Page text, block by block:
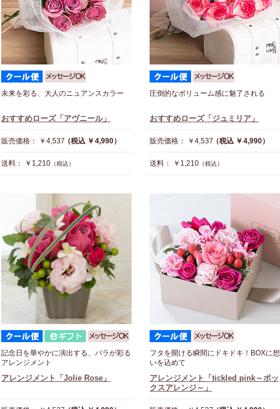
未来を彩る、大人のニュアンスカラー
おすすめローズ「アヴニール」
販売価格： ￥4,537（税込 ￥4,990）
送料： ￥1,210 （税込）
圧倒的なボリューム感に魅了される
おすすめローズ「ジュミリア」
販売価格： ￥4,537（税込 ￥4,990）
送料： ￥1,210 （税込）
記念日を華やかに演出する、バラが彩る
アレンジメント
アレンジメント「Jolie Rose」
フタを開ける瞬間にドキドキ！BOXに想
いを込めて
アレンジメント「tickled pink～ボッ
クスアレンジ～」